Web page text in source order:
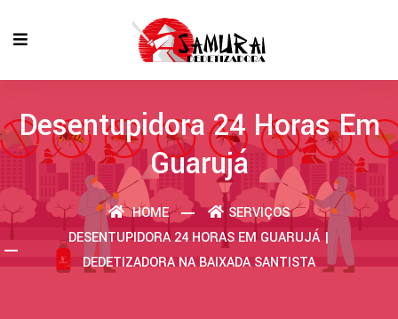
Desentupidora 24 Horas Em
Guarujá
HOME
SERVIÇOS
DESENTUPIDORA 24 HORAS EM GUARUJÁ |
DEDETIZADORA NA BAIXADA SANTISTA